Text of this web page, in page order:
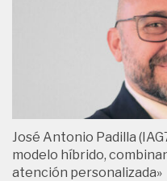
José Antonio Padilla
modelo híbrido,
atención personalizada»